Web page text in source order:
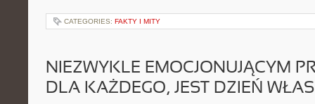
CATEGORIES: FAKTY I MITY
NIEZWYKLE EMOCJONUJĄCYM
DLA KAŻDEGO, JEST DZIEŃ